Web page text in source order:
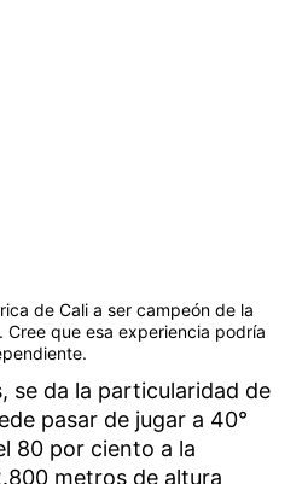
de Cali a ser campeón de la
Cree que esa experiencia podría
se da la particularidad de
pasar de jugar a 40°
80 por ciento a la
metros de altura